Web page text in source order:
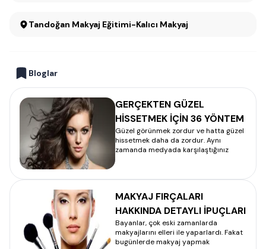
Tandoğan Makyaj Eğitimi-Kalıcı Makyaj
Bloglar
GERÇEKTEN GÜZEL
HİSSETMEK İÇİN 36 YÖNTEM
Güzel görünmek zordur ve hatta güzel
hissetmek daha da zordur. Aynı
zamanda medyada karşılaştığınız
MAKYAJ FIRÇALARI
HAKKINDA DETAYLI İPUÇLARI
Bayanlar, çok eski zamanlarda
makyajlarını elleri ile yaparlardı. Fakat
bugünlerde makyaj yapmak